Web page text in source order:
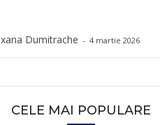
Dumitrache - 4 martie 2026
CELE MAI POPULARE